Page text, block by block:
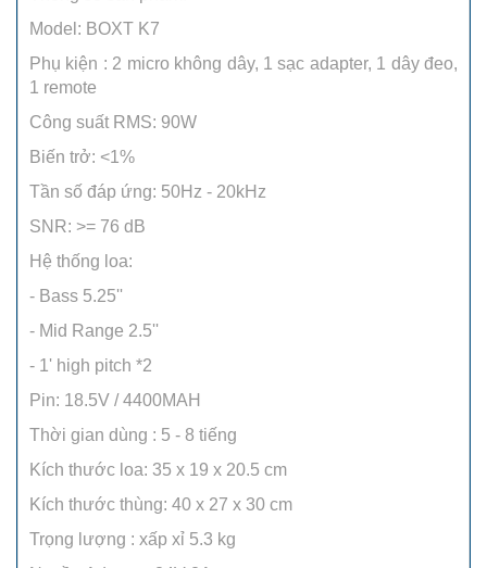
Model: BOXT K7
Phụ kiện : 2 micro không dây, 1 sạc adapter, 1 dây đeo,
1 remote
Công suất RMS: 90W
Biến trở: <1%
Tần số đáp ứng: 50Hz - 20kHz
SNR: >= 76 dB
Hệ thống loa:
- Bass 5.25''
- Mid Range 2.5''
- 1' high pitch *2
Pin: 18.5V / 4400MAH
Thời gian dùng : 5 - 8 tiếng
Kích thước loa: 35 x 19 x 20.5 cm
Kích thước thùng: 40 x 27 x 30 cm
Trọng lượng : xấp xỉ 5.3 kg